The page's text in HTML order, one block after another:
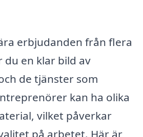
erbjudanden från flera
en klar bild av
de tjänster som
kan ha olika
vilket påverkar
på arbetet. Här är